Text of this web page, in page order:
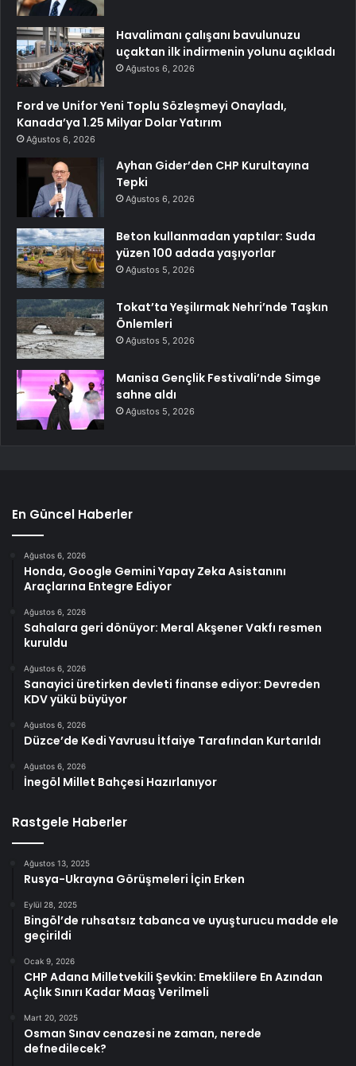
Havalimanı çalışanı bavulunuzu
uçaktan ilk indirmenin yolunu açıkladı
Ağustos 6, 2026
Ford ve Unifor Yeni Toplu Sözleşmeyi Onayladı,
Kanada’ya 1.25 Milyar Dolar Yatırım
Ağustos 6, 2026
Ayhan Gider’den CHP Kurultayına
Tepki
Ağustos 6, 2026
Beton kullanmadan yaptılar: Suda
yüzen 100 adada yaşıyorlar
Ağustos 5, 2026
Tokat’ta Yeşilırmak Nehri’nde Taşkın
Önlemleri
Ağustos 5, 2026
Manisa Gençlik Festivali’nde Simge
sahne aldı
Ağustos 5, 2026
En Güncel Haberler
Ağustos 6, 2026
Honda, Google Gemini Yapay Zeka Asistanını
Araçlarına Entegre Ediyor
Ağustos 6, 2026
Sahalara geri dönüyor: Meral Akşener Vakfı resmen
kuruldu
Ağustos 6, 2026
Sanayici üretirken devleti finanse ediyor: Devreden
KDV yükü büyüyor
Ağustos 6, 2026
Düzce’de Kedi Yavrusu İtfaiye Tarafından Kurtarıldı
Ağustos 6, 2026
İnegöl Millet Bahçesi Hazırlanıyor
Rastgele Haberler
Ağustos 13, 2025
Rusya-Ukrayna Görüşmeleri İçin Erken
Eylül 28, 2025
Bingöl’de ruhsatsız tabanca ve uyuşturucu madde ele
geçirildi
Ocak 9, 2026
CHP Adana Milletvekili Şevkin: Emeklilere En Azından
Açlık Sınırı Kadar Maaş Verilmeli
Mart 20, 2025
Osman Sınav cenazesi ne zaman, nerede
defnedilecek?